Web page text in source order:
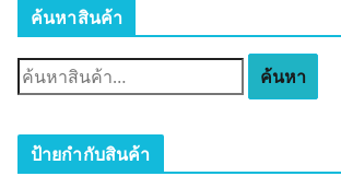
ค้นหาสินค้า
ค้
น
:
ค้นหา
ป้ายกำกับสินค้า